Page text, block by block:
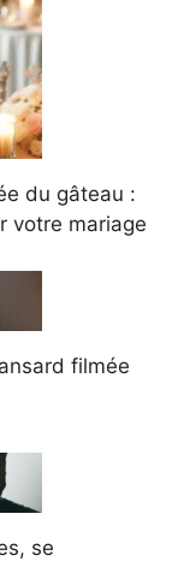
du gâteau :
votre mariage
filmée
se